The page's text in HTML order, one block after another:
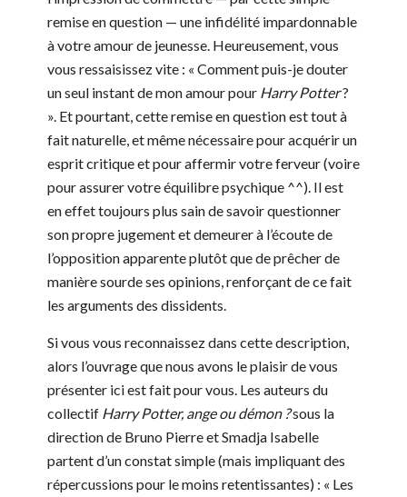
remise en question — une infidélité impardonnable
à votre amour de jeunesse. Heureusement, vous
vous ressaisissez vite : « Comment puis-je douter
un seul instant de mon amour pour Harry Potter?
». Et pourtant, cette remise en question est tout à
fait naturelle, et même nécessaire pour acquérir un
esprit critique et pour affermir votre ferveur (voire
pour assurer votre équilibre psychique ^^). Il est
en effet toujours plus sain de savoir questionner
son propre jugement et demeurer à l’écoute de
l’opposition apparente plutôt que de prêcher de
manière sourde ses opinions, renforçant de ce fait
les arguments des dissidents.
Si vous vous reconnaissez dans cette description,
alors l’ouvrage que nous avons le plaisir de vous
présenter ici est fait pour vous. Les auteurs du
collectif Harry Potter, ange ou démon ?sous la
direction de Bruno Pierre et Smadja Isabelle
partent d’un constat simple (mais impliquant des
répercussions pour le moins retentissantes) : « Les